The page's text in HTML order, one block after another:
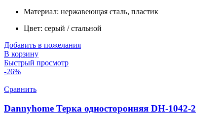
Материал: нержавеющая сталь, пластик
Цвет: серый / стальной
Добавить в пожелания
В корзину
Быстрый просмотр
-26%
Сравнить
Dannyhome Терка односторонняя DH-1042-2